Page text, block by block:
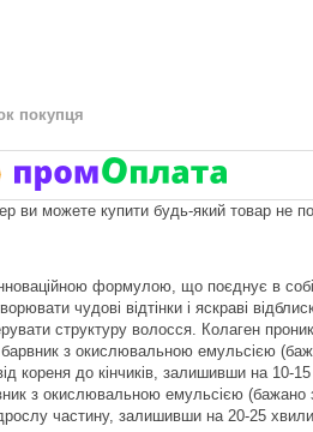
покупця
ви можете купити будь-який товар не
формулою, що поєднує в собі
чудові відтінки і яскраві
структуру волосся. Колаген
з окислювальною емульсією
кореня до кінчиків, залишивши на 10-
з окислювальною емульсією (бажано з
частину, залишивши на 20-25